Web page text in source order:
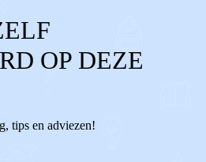
OP DEZE
tips en adviezen!